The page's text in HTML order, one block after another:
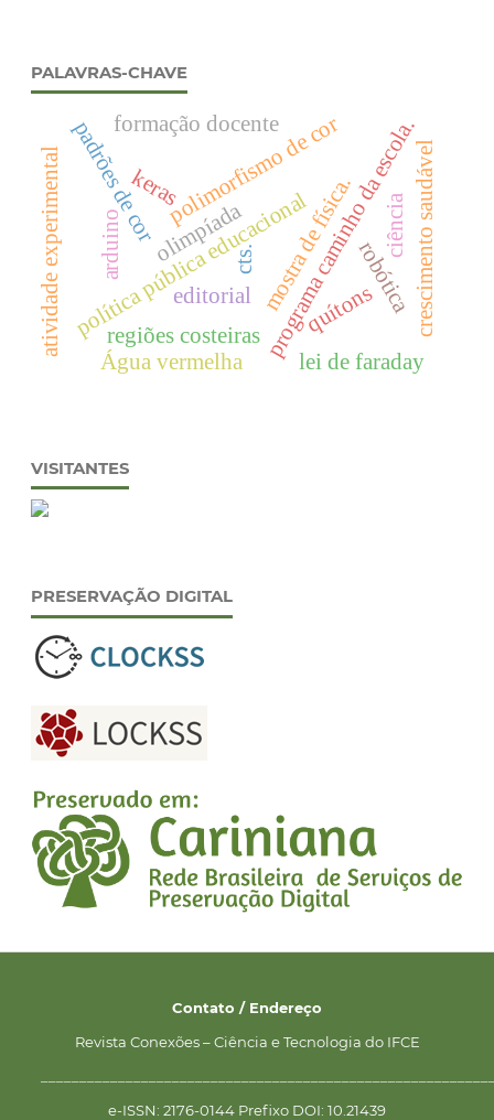
PALAVRAS-CHAVE
editorial
olimpíada
política pública educacionalprograma caminho da escola.
padrões de corpolimorfismo de cor
quítons
regiões costeiras
robótica
keras crescimento saudável
mostra de física.
formação docente
cts.
Água vermelha lei de faraday
atividade experimental ciência
arduino
VISITANTES
PRESERVAÇÃO DIGITAL
Contato / Endereço
Revista Conexões – Ciência e Tecnologia do IFCE
e-ISSN: 2176-0144 Prefixo DOI: 10.21439